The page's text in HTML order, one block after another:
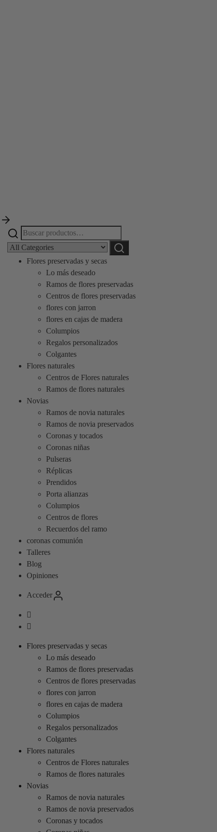
Buscar
por:
by
category:
Buscar
Flores preservadas y secas
Lo más deseado
Ramos de flores preservadas
Centros de flores preservadas
flores con jarron
flores en cajas de madera
Columpios
Regalos personalizados
Colgantes
Flores naturales
Centros de Flores naturales
Ramos de flores naturales
Novias
Ramos de novia naturales
Ramos de novia preservados
Coronas y tocados
Coronas niñas
Pulseras
Réplicas
Prendidos
Porta alianzas
Columpios
Centros de flores
Recuerdos del ramo
coronas comunión
Talleres
Blog
Opiniones
Acceder
Flores preservadas y secas
Lo más deseado
Ramos de flores preservadas
Centros de flores preservadas
flores con jarron
flores en cajas de madera
Columpios
Regalos personalizados
Colgantes
Flores naturales
Centros de Flores naturales
Ramos de flores naturales
Novias
Ramos de novia naturales
Ramos de novia preservados
Coronas y tocados